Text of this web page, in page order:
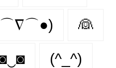
👰‍
(^_^)